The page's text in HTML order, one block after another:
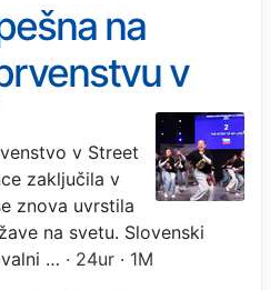
na
v
v Street
zaključila v
znova uvrstila
na svetu. Slovenski
… · 24ur · 1M